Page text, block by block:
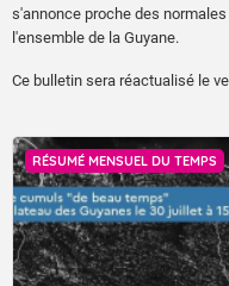
s'annonce proche des
l'ensemble de la Guyane.
Ce bulletin sera réactualisé le
RÉSUMÉ MENSUEL DU TEMPS